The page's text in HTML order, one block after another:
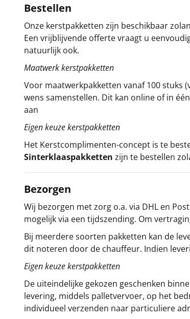
Bestellen
Onze kerstpakketten zijn beschikbaar
Een vrijblijvende offerte vraagt u
natuurlijk ook.
Maatwerk kerstpakketten
Voor maatwerkpakketten vanaf 100 stuks
wens samenstellen. Dit kan online of in
aan
Eigen keuze kerstpakketten
Het Kerstcomplimenten-concept is te
Sinterklaaspakketten zijn te bestellen
Bezorgen
Wij bezorgen met zorg o.a. via DHL en
mogelijk via een tijdszending. Om
Bij meerdere soorten pakketten kan de
dit noteren door de chauffeur. Indien
Eigen keuze kerstpakketten
De uiteindelijke gekozen geschenken
levering, middels palletvervoer, op het
individueel verzenden naar particuliere